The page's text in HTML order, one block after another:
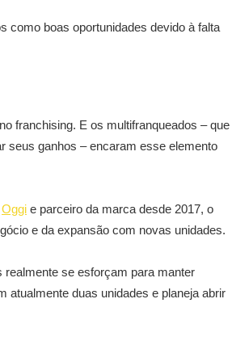
como boas oportunidades devido à falta
franchising. E os multifranqueados – que
seus ganhos – encaram esse elemento
Oggi e parceiro da marca desde 2017, o
e da expansão com novas unidades.
realmente se esforçam para manter
atualmente duas unidades e planeja abrir